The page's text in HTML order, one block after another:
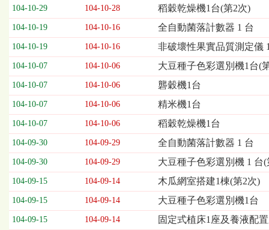
開
標
期、
截
標
日
期、
公
告
事
項
104-10-29 104-10-28 稻穀乾燥機1台(第2次)
104-10-19 104-10-16 全自動菌落計數器 1 台
104-10-19 104-10-16 非破壞性果實品質測定儀
104-10-07 104-10-06 大豆種子色彩選別機1台(
104-10-07 104-10-06 礱穀機1台
104-10-07 104-10-06 精米機1台
104-10-07 104-10-06 稻穀乾燥機1台
104-09-30 104-09-29 全自動菌落計數器 1 台
104-09-30 104-09-29 大豆種子色彩選別機 1 台(
104-09-15 104-09-14 木瓜網室搭建1棟(第2次)
104-09-15 104-09-14 大豆種子色彩選別機1台
104-09-15 104-09-14 固定式植床1座及養液配